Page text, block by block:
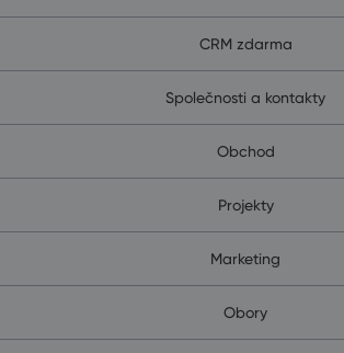
CRM zdarma
Společnosti a kontakty
Obchod
Projekty
Marketing
Obory